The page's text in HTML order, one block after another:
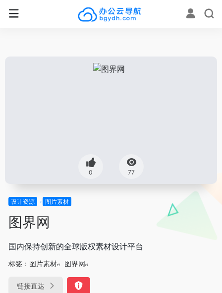
0 77
设计资源 图片素材
图界网
国内保持创新的全球版权素材设计平台
标签： 图片素材 图界网
链接直达